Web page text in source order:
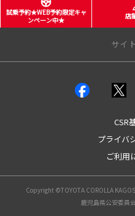
試乗予約★WEB予約限定キャ
ンペーン中★
店
サイ
CSR
プライバ
ご利用
Copyright ©TOYOTA COROLLA
鹿児島県公安委員